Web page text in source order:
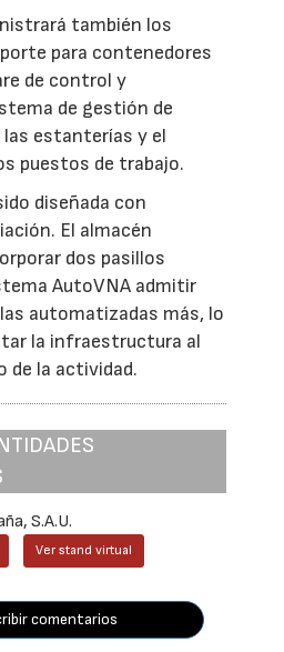
también los
para contenedores
de control y
de gestión de
las estanterías y el
puestos de trabajo.
diseñada con
El almacén
dos pasillos
AutoVNA admitir
automatizadas más, lo
la infraestructura al
la actividad.
S.A.U.
Ver stand virtual
comentarios